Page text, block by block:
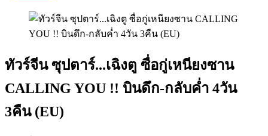
ทัวร์จีน ซุปตาร์...เฉิงตู ซื่อกู่เหนียงซาน
CALLING YOU !! บินดึก-กลับค่ำ 4วัน
3คืน (EU)